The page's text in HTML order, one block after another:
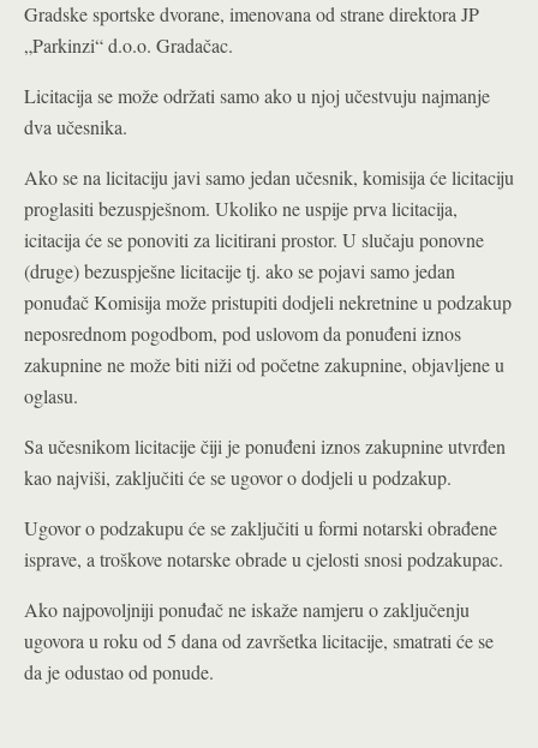
Gradske sportske dvorane, imenovana od strane direktora JP
„Parkinzi“ d.o.o. Gradačac.
Licitacija se može održati samo ako u njoj učestvuju najmanje
dva učesnika.
Ako se na licitaciju javi samo jedan učesnik, komisija će licitaciju
proglasiti bezuspješnom. Ukoliko ne uspije prva licitacija,
icitacija će se ponoviti za licitirani prostor. U slučaju ponovne
(druge) bezuspješne licitacije tj. ako se pojavi samo jedan
ponuđač Komisija može pristupiti dodjeli nekretnine u podzakup
neposrednom pogodbom, pod uslovom da ponuđeni iznos
zakupnine ne može biti niži od početne zakupnine, objavljene u
oglasu.
Sa učesnikom licitacije čiji je ponuđeni iznos zakupnine utvrđen
kao najviši, zaključiti će se ugovor o dodjeli u podzakup.
Ugovor o podzakupu će se zaključiti u formi notarski obrađene
isprave, a troškove notarske obrade u cjelosti snosi podzakupac.
Ako najpovoljniji ponuđač ne iskaže namjeru o zaključenju
ugovora u roku od 5 dana od završetka licitacije, smatrati će se
da je odustao od ponude.